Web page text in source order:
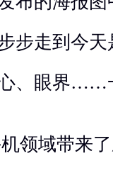
步走到今
、眼界……
领域带来